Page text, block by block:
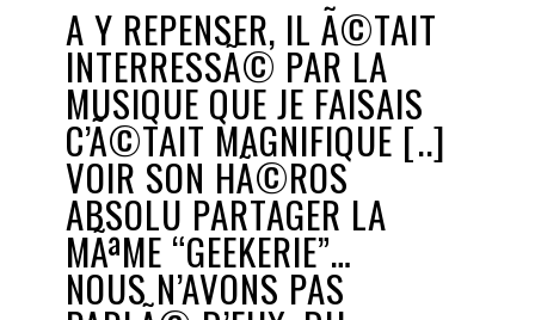
A Y REPENSER, IL Ã©TAIT
INTERRESSÃ© PAR LA
MUSIQUE QUE JE FAISAIS
C’Ã©TAIT MAGNIFIQUE [..]
VOIR SON HÃ©ROS
ABSOLU PARTAGER LA
MÃªME “GEEKERIE”…
NOUS N’AVONS PAS